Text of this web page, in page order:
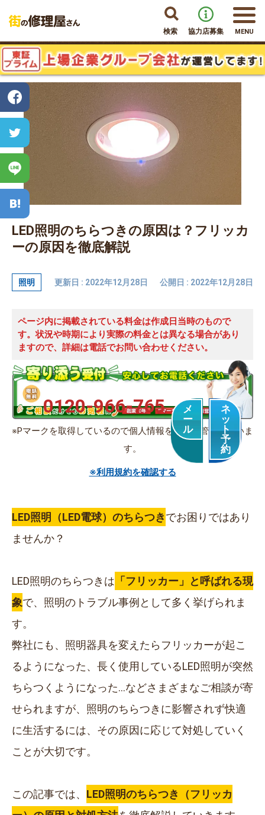
検索 協力店募集 MENU
LED照明のちらつきの原因は？フリッカ
ーの原因を徹底解説
照明 更新日 : 2022年12月28日 公開日 : 2022年12月28日
ページ内に掲載されている料金は作成日当時のもので
す。状況や時期により実際の料金とは異なる場合があり
ますので、詳細は電話でお問い合わせください。
0120-966-765
メ
ー
ル
ネ
ッ
ト
予
約
※Pマークを取得しているので個人情報を適切に管理していま
す。
※利用規約を確認する
LED照明（LED電球）のちらつきでお困りではあり
ませんか？
LED照明のちらつきは 「フリッカー」と呼ばれる現
象で、照明のトラブル事例として多く挙げられま
す。
弊社にも、照明器具を変えたらフリッカーが起こ
るようになった、長く使用しているLED照明が突然
ちらつくようになった…などさまざまなご相談が寄
せられますが、照明のちらつきに影響されず快適
に生活するには、その原因に応じて対処していく
ことが大切です。
この記事では、 LED照明のちらつき（フリッカ